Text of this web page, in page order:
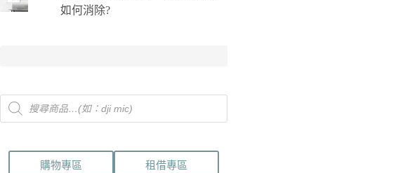
如何消除?
Products
search
購物專區 租借專區